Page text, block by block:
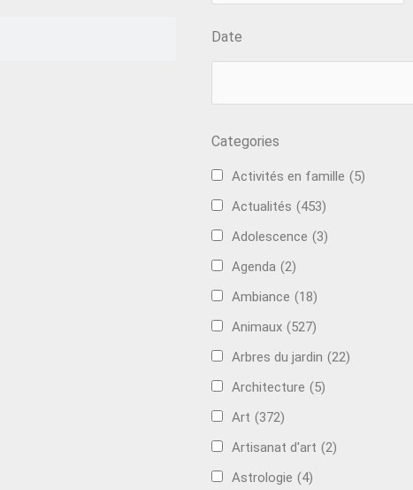
Date
Categories
Activités en famille (5)
Actualités (453)
Adolescence (3)
Agenda (2)
Ambiance (18)
Animaux (527)
Arbres du jardin (22)
Architecture (5)
Art (372)
Artisanat d'art (2)
Astrologie (4)